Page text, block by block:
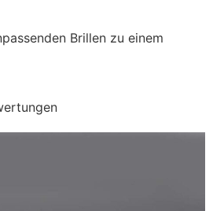
Brillen zu einem